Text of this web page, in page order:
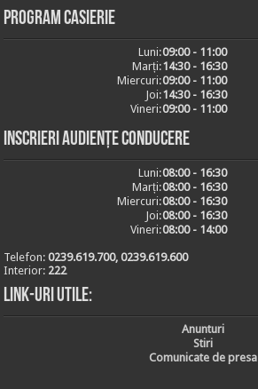
Program casierie
Luni:09:00 - 11:00
Marți:14:30 - 16:30
Miercuri:09:00 - 11:00
Joi:14:30 - 16:30
Vineri:09:00 - 11:00
Inscrieri audiențe conducere
Luni:08:00 - 16:30
Marți:08:00 - 16:30
Miercuri:08:00 - 16:30
Joi:08:00 - 16:30
Vineri:08:00 - 14:00
Telefon:0239.619.700, 0239.619.600
Interior: 222
Link-uri utile:
Anunturi
Stiri
Comunicate de presa